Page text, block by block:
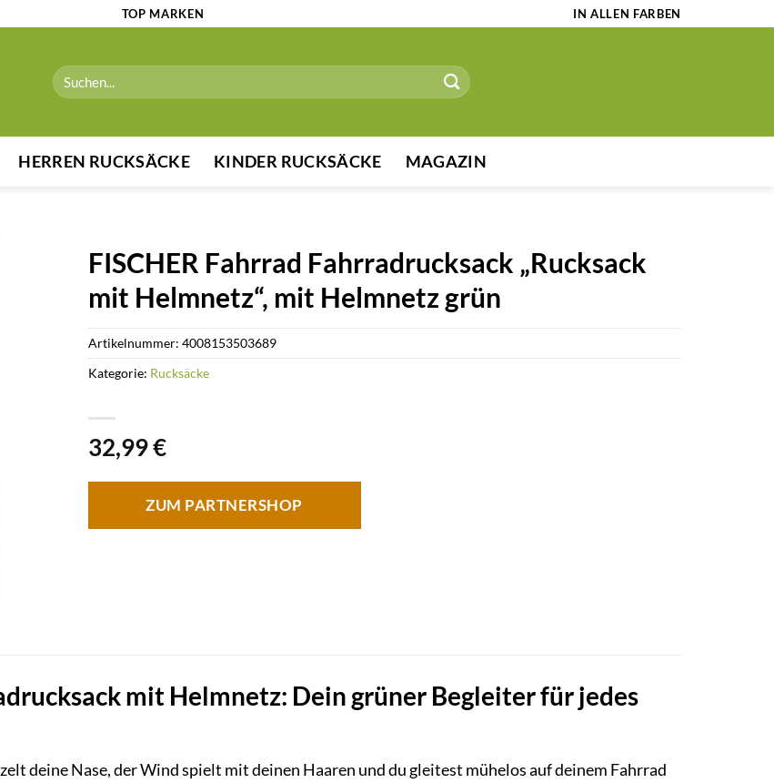
TOP MARKEN IN ALLEN FARBEN
Suchen
nach:
HERREN RUCKSÄCKE KINDER RUCKSÄCKE MAGAZIN
FISCHER Fahrrad Fahrradrucksack „Rucksack
mit Helmnetz“, mit Helmnetz grün
32,99€
ZUM PARTNERSHOP
Artikelnummer: 4008153503689
Kategorie: Rucksäcke
mit Helmnetz: Dein grüner Begleiter für jedes
deine Nase, der Wind spielt mit deinen Haaren und du gleitest mühelos auf deinem Fahrrad